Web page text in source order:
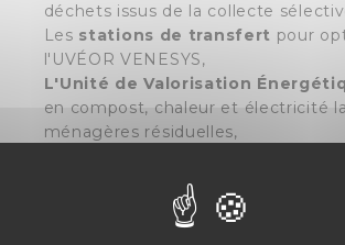
déchets issus de la collecte
Les stations de transfert pour
l'UVÉOR VENESYS,
L'Unité de Valorisation
en compost, chaleur et électricité
ménagères résiduelles,
déchets végétaux issus des
Toutes les installations du syndicat et